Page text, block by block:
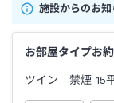
施設からのお知
お部屋タイプお
ツイン 禁煙 15